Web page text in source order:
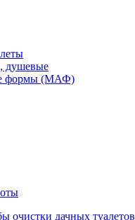
душевые
формы (МАФ)
очистки дачных туалетов